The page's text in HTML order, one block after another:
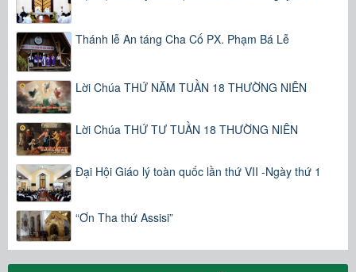
Thánh lễ An táng Cha Cố PX. Phạm Bá Lễ
Lời Chúa THỨ NĂM TUẦN 18 THƯỜNG NIÊN
Lời Chúa THỨ TƯ TUẦN 18 THƯỜNG NIÊN
Đại Hội Giáo lý toàn quốc lần thứ VII -Ngày thứ 1
“Ơn Tha thứ Assisi”